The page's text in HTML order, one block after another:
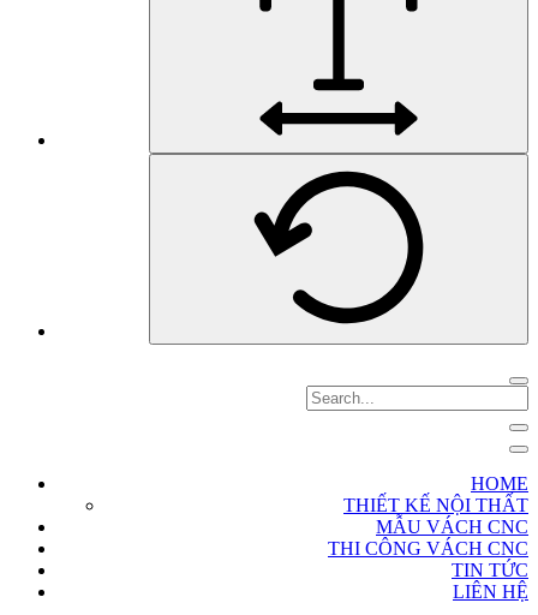
HOME
THIẾT KẾ NỘI THẤT
MẪU VÁCH CNC
THI CÔNG VÁCH CNC
TIN TỨC
LIÊN HỆ